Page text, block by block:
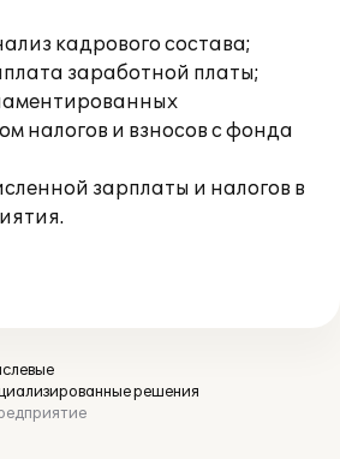
кадрового состава;
заработной платы;
налогов и взносов с фонда
зарплаты и налогов в
решения